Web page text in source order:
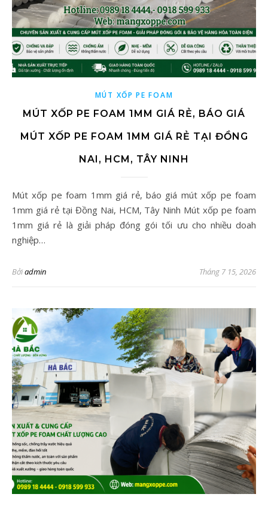
MÚT XỐP PE FOAM
MÚT XỐP PE FOAM 1MM GIÁ RẺ, BÁO GIÁ
MÚT XỐP PE FOAM 1MM GIÁ RẺ TẠI ĐỒNG
NAI, HCM, TÂY NINH
Mút xốp pe foam 1mm giá rẻ, báo giá mút xốp pe foam
1mm giá rẻ tại Đồng Nai, HCM, Tây Ninh Mút xốp pe foam
1mm giá rẻ là giải pháp đóng gói tối ưu cho nhiều doah
nghiệp…
Bởiadmin Tháng 7 15, 2026